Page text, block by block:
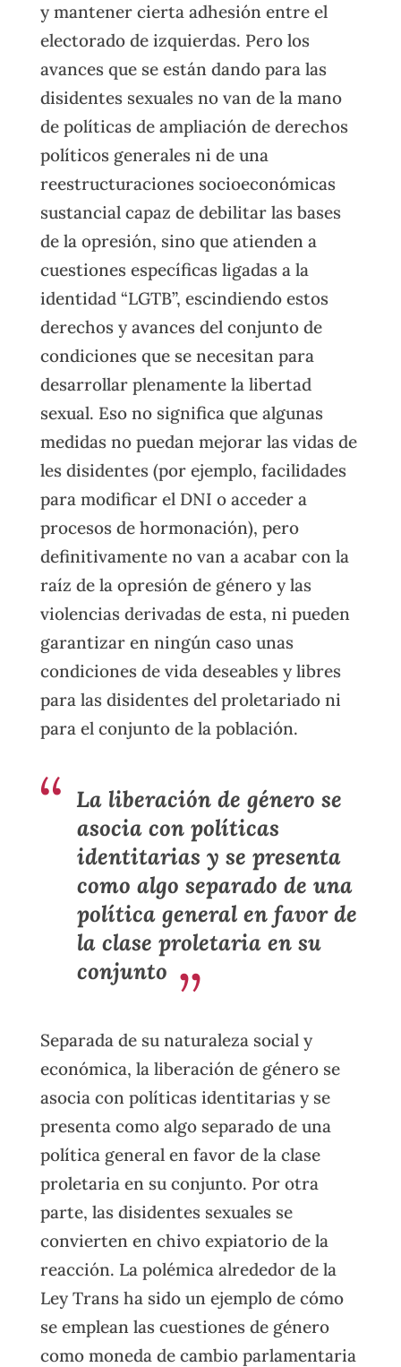
y mantener cierta adhesión entre el
electorado de izquierdas. Pero los
avances que se están dando para las
disidentes sexuales no van de la mano
de políticas de ampliación de derechos
políticos generales ni de una
reestructuraciones socioeconómicas
sustancial capaz de debilitar las bases
de la opresión, sino que atienden a
cuestiones específicas ligadas a la
identidad “LGTB”, escindiendo estos
derechos y avances del conjunto de
condiciones que se necesitan para
desarrollar plenamente la libertad
sexual. Eso no significa que algunas
medidas no puedan mejorar las vidas de
les disidentes (por ejemplo, facilidades
para modificar el DNI o acceder a
procesos de hormonación), pero
definitivamente no van a acabar con la
raíz de la opresión de género y las
violencias derivadas de esta, ni pueden
garantizar en ningún caso unas
condiciones de vida deseables y libres
para las disidentes del proletariado ni
para el conjunto de la población.
La liberación de género se
asocia con políticas
identitarias y se presenta
como algo separado de una
política general en favor de
la clase proletaria en su
conjunto
Separada de su naturaleza social y
económica, la liberación de género se
asocia con políticas identitarias y se
presenta como algo separado de una
política general en favor de la clase
proletaria en su conjunto. Por otra
parte, las disidentes sexuales se
convierten en chivo expiatorio de la
reacción. La polémica alrededor de la
Ley Trans ha sido un ejemplo de cómo
se emplean las cuestiones de género
como moneda de cambio parlamentaria